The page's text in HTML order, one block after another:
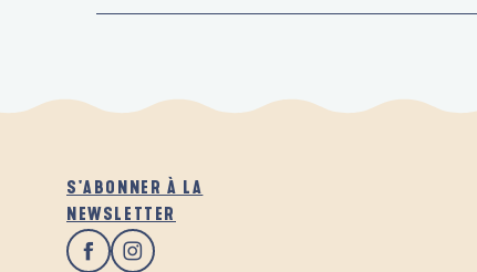
S'ABONNER À LA
NEWSLETTER